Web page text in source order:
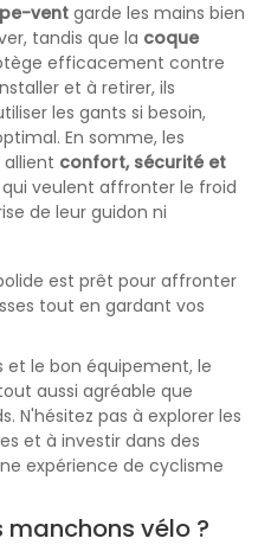
vent garde les mains bien
tandis que la coque
efficacement contre
et à retirer, ils
les gants si besoin,
En somme, les
allient confort, sécurité et
veulent affronter le froid
de leur guidon ni
est prêt pour affronter
tout en gardant vos
et le bon équipement, le
aussi agréable que
N'hésitez pas à explorer les
et à investir dans des
expérience de cyclisme
vélo ?